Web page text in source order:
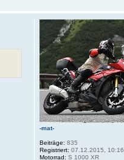
-mat-
Beiträge: 835
Registriert: 07.12.2015, 10:16
Motorrad: S 1000 XR